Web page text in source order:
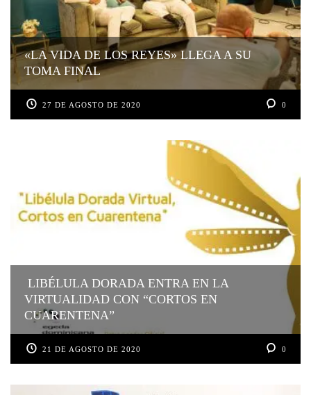
«LA VIDA DE LOS REYES» LLEGA A SU
TOMA FINAL
27 DE AGOSTO DE 2020 0
LIBÉLULA DORADA ENTRA EN LA
VIRTUALIDAD CON “CORTOS EN
CUARENTENA”
21 DE AGOSTO DE 2020 0